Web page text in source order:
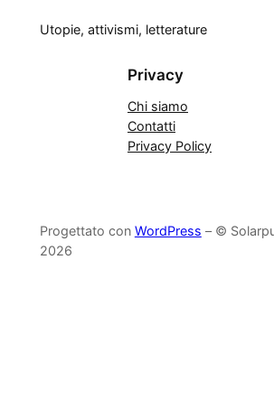
Utopie, attivismi, letterature
Privacy
Chi siamo
Contatti
Privacy Policy
Progettato con WordPress – ©
2026